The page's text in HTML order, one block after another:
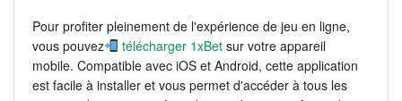
Pour profiter pleinement de l'expérience de jeu en ligne,
vous pouvez
télécharger 1xBet sur votre appareil
mobile. Compatible avec iOS et Android, cette application
est facile à installer et vous permet d'accéder à tous les